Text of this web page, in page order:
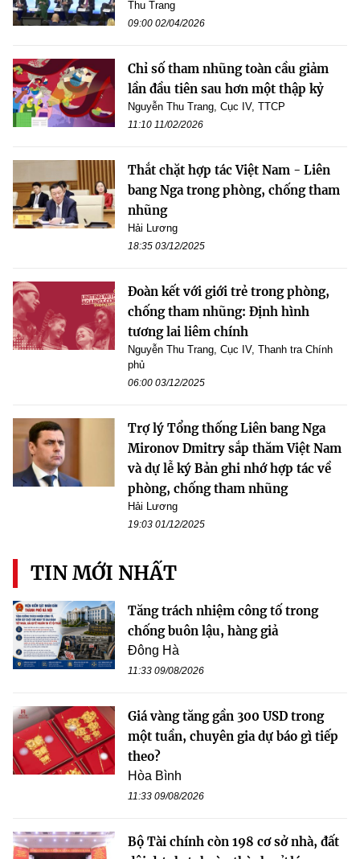
Thu Trang
09:00 02/04/2026
Chỉ số tham nhũng toàn cầu giảm
lần đầu tiên sau hơn một thập kỷ
Nguyễn Thu Trang, Cục IV, TTCP
11:10 11/02/2026
Thắt chặt hợp tác Việt Nam - Liên
bang Nga trong phòng, chống tham
nhũng
Hải Lương
18:35 03/12/2025
Đoàn kết với giới trẻ trong phòng,
chống tham nhũng: Định hình
tương lai liêm chính
Nguyễn Thu Trang, Cục IV, Thanh tra Chính
phủ
06:00 03/12/2025
Trợ lý Tổng thống Liên bang Nga
Mironov Dmitry sắp thăm Việt Nam
và dự lễ ký Bản ghi nhớ hợp tác về
phòng, chống tham nhũng
Hải Lương
19:03 01/12/2025
TIN MỚI NHẤT
Tăng trách nhiệm công tố trong
chống buôn lậu, hàng giả
Đông Hà
11:33 09/08/2026
Giá vàng tăng gần 300 USD trong
một tuần, chuyên gia dự báo gì tiếp
theo?
Hòa Bình
11:33 09/08/2026
Bộ Tài chính còn 198 cơ sở nhà, đất